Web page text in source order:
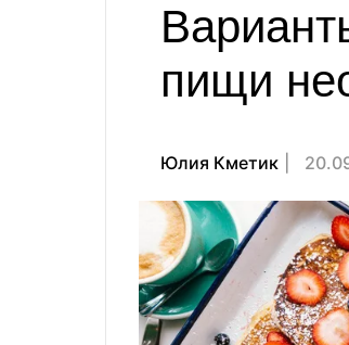
пищи
Юлия Кметик